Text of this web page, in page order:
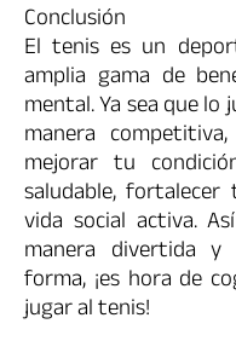
Conclusión
El tenis es un
amplia gama de
mental. Ya sea que
manera
mejorar tu
saludable,
vida social activa.
manera divertida
forma, ¡es hora de
jugar al tenis!